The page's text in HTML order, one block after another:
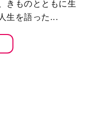
きものとともに生
生を語った...